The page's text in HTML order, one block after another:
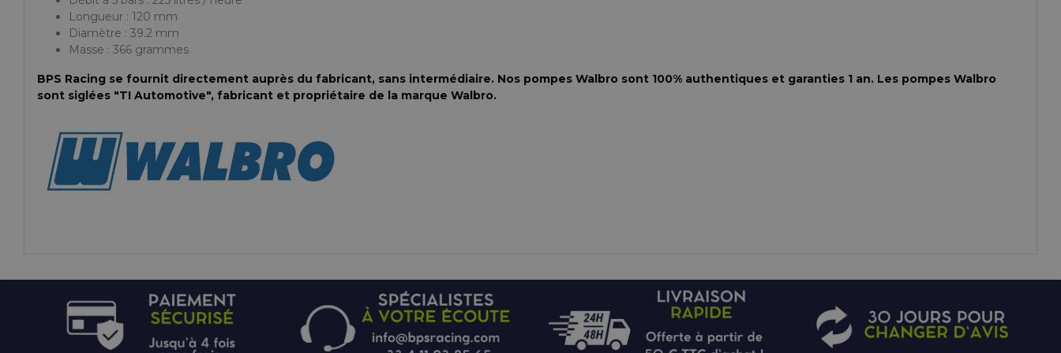
Longueur : 120 mm
Diamètre : 39.2 mm
Masse : 366 grammes
BPS Racing se fournit directement auprès du fabricant, sans intermédiaire. Nos pompes Walbro sont 100% authentiques et garanties 1 an. Les pompes Walbro
sont siglées "TI Automotive", fabricant et propriétaire de la marque Walbro.